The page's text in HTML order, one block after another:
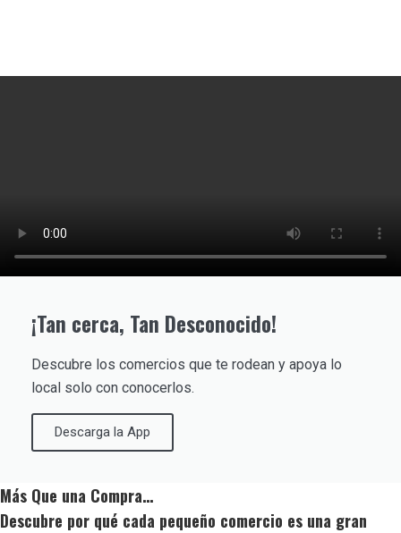
¡Tan cerca, Tan Desconocido!
Descubre los comercios que te rodean y apoya lo
local solo con conocerlos.
Descarga la App
Más Que una Compra…
Descubre por qué cada pequeño comercio es una gran